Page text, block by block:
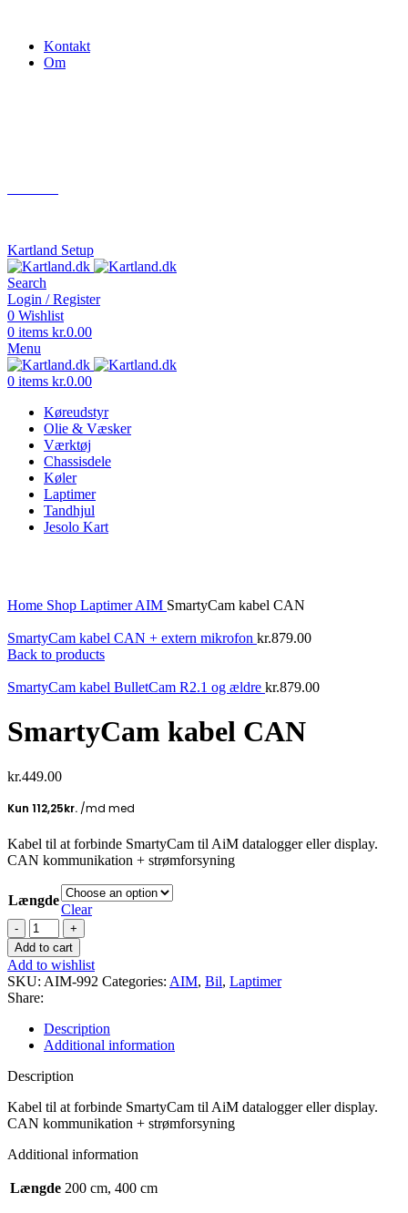
Kontakt
Om
Kartland Setup
Search
Login / Register
0 Wishlist
0 items kr.0.00
Menu
0 items kr.0.00
Køreudstyr
Olie & Væsker
Værktøj
Chassisdele
Køler
Laptimer
Tandhjul
Jesolo Kart
Home Shop LaptimerAIM SmartyCam kabel CAN
SmartyCam kabel CAN + extern mikrofon kr.879.00
Back to products
SmartyCam kabel BulletCam R2.1 og ældre kr.879.00
SmartyCam kabel CAN
kr.449.00
Kabel til at forbinde SmartyCam til AiM datalogger eller display.
CAN kommunikation + strømforsyning
Længde
Clear
SmartyCam
kabel
CAN
quantity
Add to cart
Add to wishlist
SKU: AIM-992 Categories: AIM, Bil, Laptimer
Share:
Description
Additional information
Description
Kabel til at forbinde SmartyCam til AiM datalogger eller display.
CAN kommunikation + strømforsyning
Additional information
Længde 200 cm, 400 cm